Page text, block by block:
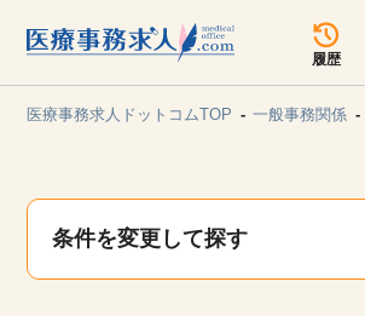
履歴
医療事務求人ドットコムTOP 一般事務関係
条件を変更して探す
所在地のエリアを選択してください
各支店担当よりご連絡させていただきます。
関東